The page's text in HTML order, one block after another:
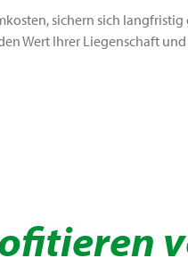
sichern sich
Wert Ihrer Liegenschaft